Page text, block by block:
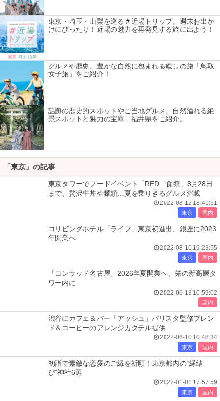
東京・埼玉・山梨を巡る＃近場トリップ。週末お出か
けにぴったり！近場の魅力を再発見する旅に出よう！
グルメや歴史、豊かな自然に包まれる癒しの旅「鳥取
女子旅」をご紹介！
話題の歴史的スポットやご当地グルメ、自然溢れる絶
景スポットと魅力の宝庫、福井県をご紹介。
「東京」の記事
東京タワーでフードイベント「RED゜食祭」8月28日
まで、贅沢牛丼や麺類…夏を乗りきるグルメ満載
2022-08-12 18:41:51
東京 国内
コリビングホテル「ライフ」東京初進出、銀座に2023
年開業へ
2022-08-10 19:23:55
東京 国内
「コンラッド名古屋」2026年夏開業へ、栄の新高層タ
ワー内に
2022-06-13 10:59:02
国内
渋谷にカフェ＆バー「アッシュ」バリスタ監修ブレン
ド＆コーヒーのアレンジカクテル提供
2022-06-10 10:48:34
東京 国内
初詣で素敵な恋愛のご縁を祈願！東京都内の“縁結
び”神社6選
2022-01-01 17:57:59
東京 国内